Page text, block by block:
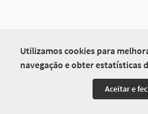
Utilizamos cookies para
navegação e obter estatísticas
Aceitar e